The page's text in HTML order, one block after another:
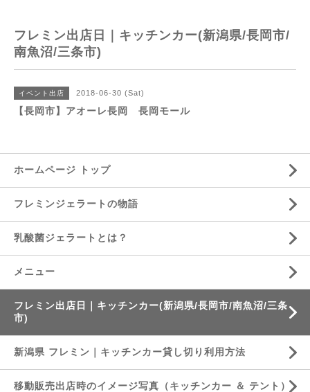
フレミン出店日｜キッチンカー(新潟県/長岡市/
南魚沼/三条市)
イベント出店 2018-06-30 (Sat)
【長岡市】アオーレ長岡 長岡モール
ホームページ トップ
フレミンジェラートの物語
乳酸菌ジェラートとは？
メニュー
フレミン出店日｜キッチンカー(新潟県/長岡市/南魚沼/三条
市)
新潟県 フレミン｜キッチンカー貸し切り利用方法
移動販売出店時のイメージ写真（キッチンカー ＆ テント）